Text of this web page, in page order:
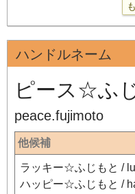
ハンドルネーム
ピース☆ふ
peace.fujimoto
他候補
ラッキー☆ふじもと /
ハッピー☆ふじもと /